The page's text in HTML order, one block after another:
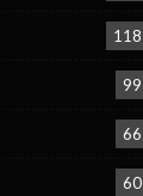
118
99
66
60